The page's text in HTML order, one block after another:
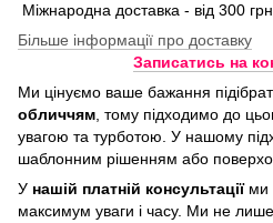
Міжнародна доставка - від 300
Більше інформації про доставку
Записатись на
Ми цінуємо ваше бажання
обличчям, тому підходимо до
увагою та турботою. У нашому
шаблонним рішенням або
У нашій платній консультаціїми
максимум уваги і часу. Ми не